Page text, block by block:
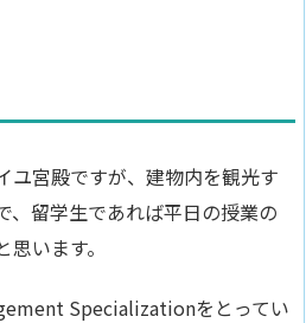
ユ宮殿ですが、建物内を観光す
留学生であれば平日の授業の
思います。
Specializationをとってい